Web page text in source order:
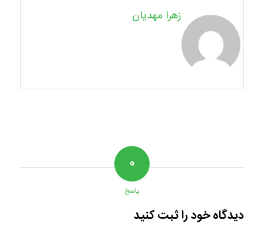
زهرا مهدیان
۰
پاسخ
دیدگاه خود را ثبت کنید